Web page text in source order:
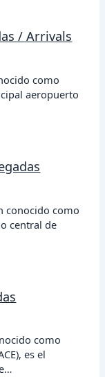
/ Arrivals
como
aeropuerto
conocido como
central de
como
es el